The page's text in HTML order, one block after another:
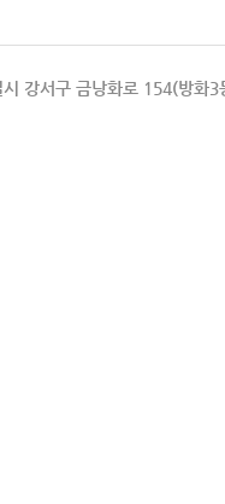
강서구 금낭화로 154(방화3